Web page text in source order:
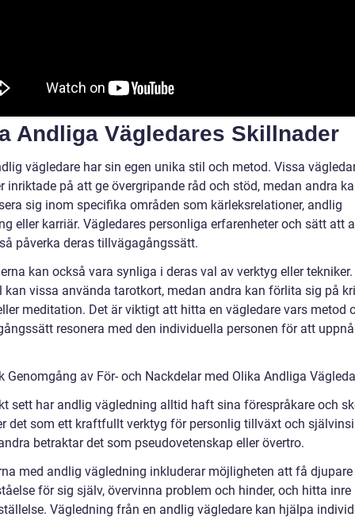
Andliga Vägledares Skillnader
vägledare har sin egen unika stil och metod. Vissa
inriktade på att ge övergripande råd och stöd, medan andra
sig inom specifika områden som kärleksrelationer, andlig
eller karriär. Vägledares personliga erfarenheter och sätt att
påverka deras tillvägagångssätt.
kan också vara synliga i deras val av verktyg eller
kan vissa använda tarotkort, medan andra kan förlita sig på
meditation. Det är viktigt att hitta en vägledare vars metod
resonera med den individuella personen för att
Genomgång av För- och Nackdelar med Olika Andliga
sett har andlig vägledning alltid haft sina förespråkare och
det som ett kraftfullt verktyg för personlig tillväxt och
betraktar det som pseudovetenskap eller övertro.
med andlig vägledning inkluderar möjligheten att få
för sig själv, övervinna problem och hinder, och hitta inre
Vägledning från en andlig vägledare kan hjälpa